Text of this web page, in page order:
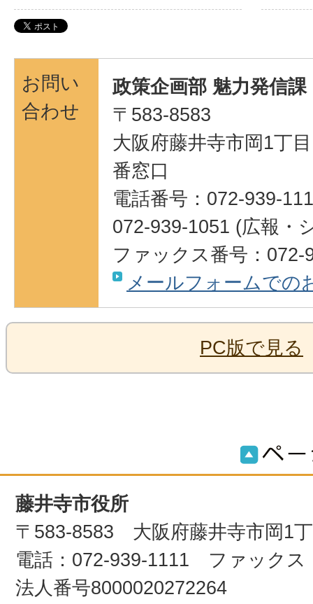
お問い
合わせ
政策企画部 魅力発信課
〒583-8583
大阪府藤井寺市岡1丁
番窓口
電話番号：072-939-
072-939-1051 (広報・
ファックス番号：072-
メールフォームでの
PC版で見る
藤井寺市役所
〒583-8583 大阪府藤井寺市岡1
電話：072-939-1111 ファックス
法人番号8000020272264